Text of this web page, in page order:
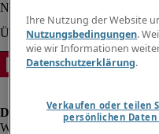
Ihre Nutzung der Website
Nutzungsbedingungen.
wie wir Informationen
Datenschutzerklärung.
Verkaufen oder teilen
persönlichen